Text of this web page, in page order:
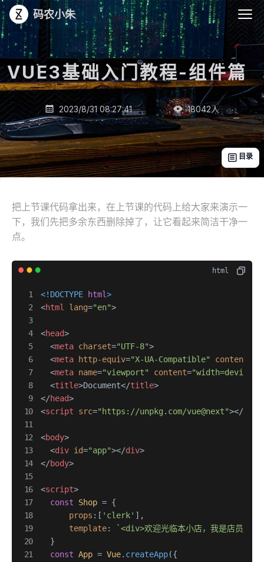
码农小朱
VUE3基础入门教程-组件篇_
 2023/8/31 08:27:41  18042人
 目录
把上节课代码拿出来，在上节课的代码上给大家来演示一
下，我们先把多余东西删除掉了，让它看起来简洁干净一
点。
<!DOCTYPE html>
<html lang="en">
<head>
<meta charset="UTF-8">
<meta http-equiv="X-UA-Compatible" content
<meta name="viewport" content=
<title>Document</title>
</head>
<script src="https://unpkg.com/vue@next"></
<body>
<div id="app"></div>
</body>
<script>
const
Shop = {
props :[ 'clerk' ],
template:
`<div>欢迎光临本小店，我是店员
  }
const App = Vue. createApp({